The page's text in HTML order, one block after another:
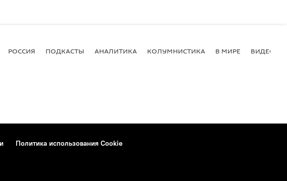
РОССИЯ ПОДКАСТЫ АНАЛИТИКА КОЛУМНИСТИКА В МИРЕ ВИДЕО
Политика использования Cookie